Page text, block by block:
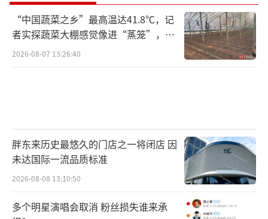
“中国蔬菜之乡”最高温达41.8℃，记
者实探蔬菜大棚感觉像进“蒸笼”，有
村民称只能凌晨两点起来干活
2026-08-07 13:26:40
胖东来历史最悠久的门店之一将闭店 因
未达国际一流品质标准
2026-08-08 13:10:50
多个明星演唱会取消 粉丝损失谁来承